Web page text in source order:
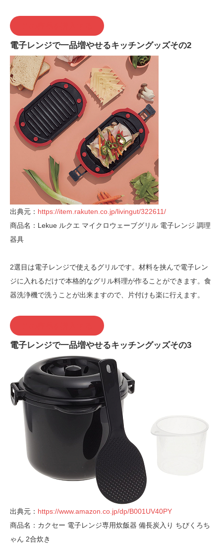
電子レンジで一品増やせるキッチングッズその2
出典元： https://item.rakuten.co.jp/livingut/322611/
商品名：Lekue ルクエ マイクロウェーブグリル 電子レンジ 調理
器具
2選目は電子レンジで使えるグリルです。材料を挟んで電子レン
ジに入れるだけで本格的なグリル料理が作ることができます。食
器洗浄機で洗うことが出来ますので、片付けも楽に行えます。
電子レンジで一品増やせるキッチングッズその3
出典元： https://www.amazon.co.jp/dp/B001UV40PY
商品名：カクセー 電子レンジ専用炊飯器 備長炭入り ちびくろち
ゃん 2合炊き